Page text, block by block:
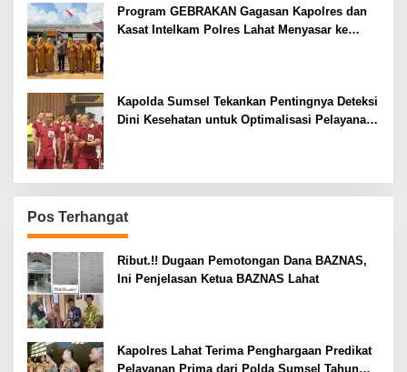
Program GEBRAKAN Gagasan Kapolres dan
Kasat Intelkam Polres Lahat Menyasar ke
Kapolda Sumsel Tekankan Pentingnya Deteksi
Dini Kesehatan untuk Optimalisasi Pelayanan
Pos Terhangat
Ribut.!! Dugaan Pemotongan Dana BAZNAS,
Ini Penjelasan Ketua BAZNAS Lahat
Kapolres Lahat Terima Penghargaan Predikat
Pelayanan Prima dari Polda Sumsel Tahun